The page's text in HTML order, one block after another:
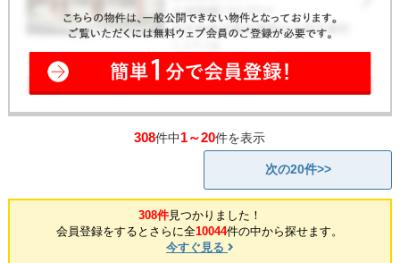
308件中1～20件を表示
次の20件>>
308件見つかりました！
会員登録をするとさらに全10044件の中から探せます。
今すぐ見る